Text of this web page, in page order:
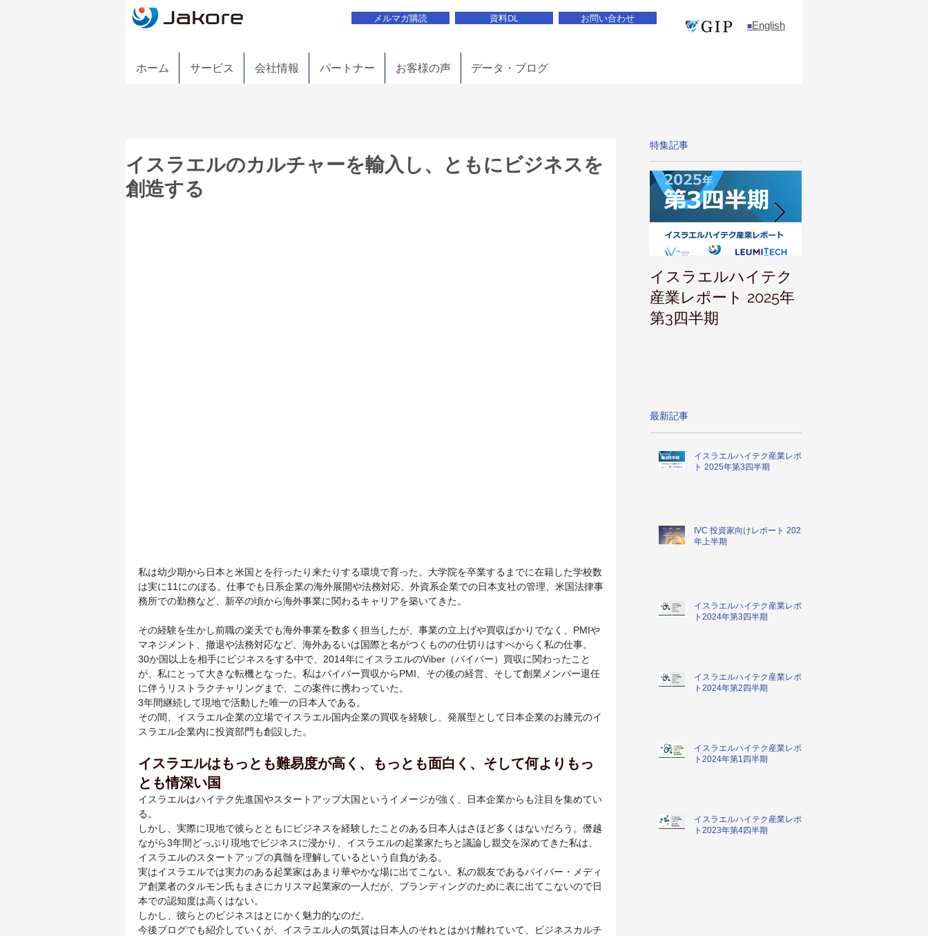
メルマガ購読 資料DL お問い合わせ
​■English
ホーム サービス 会社情報 パートナー お客様の声 データ・ブログ
イスラエルのカルチャーを輸入し、ともにビジネスを
創造する
私は幼少期から日本と米国とを行ったり来たりする環境で育った。大学院を卒業するまでに在籍した学校数
は実に11にのぼる。仕事でも日系企業の海外展開や法務対応、外資系企業での日本支社の管理、米国法律事
務所での勤務など、新卒の頃から海外事業に関わるキャリアを築いてきた。
その経験を生かし前職の楽天でも海外事業を数多く担当したが、事業の立上げや買収ばかりでなく、PMIや
マネジメント、撤退や法務対応など、海外あるいは国際と名がつくものの仕切りはすべからく私の仕事。
30か国以上を相手にビジネスをする中で、2014年にイスラエルのViber（バイバー）買収に関わったこと
が、私にとって大きな転機となった。私はバイバー買収からPMI、その後の経営、そして創業メンバー退任
に伴うリストラクチャリングまで、この案件に携わっていた。
3年間継続して現地で活動した唯一の日本人である。
その間、イスラエル企業の立場でイスラエル国内企業の買収を経験し、発展型として日本企業のお膝元のイ
スラエル企業内に投資部門も創設した。
イスラエルはもっとも難易度が高く、もっとも面白く、そして何よりもっ
とも情深い国
イスラエルはハイテク先進国やスタートアップ大国というイメージが強く、日本企業からも注目を集めてい
る。
しかし、実際に現地で彼らとともにビジネスを経験したことのある日本人はさほど多くはないだろう。僭越
ながら3年間どっぷり現地でビジネスに浸かり、イスラエルの起業家たちと議論し親交を深めてきた私は、
イスラエルのスタートアップの真髄を理解しているという自負がある。
実はイスラエルでは実力のある起業家はあまり華やかな場に出てこない。私の親友であるバイバー・メディ
ア創業者のタルモン氏もまさにカリスマ起業家の一人だが、ブランディングのために表に出てこないので日
本での認知度は高くはない。
しかし、彼らとのビジネスはとにかく魅力的なのだ。
今後ブログでも紹介していくが、イスラエル人の気質は日本人のそれとはかけ離れていて、ビジネスカルチ
特集記事
イスラエルハイテク
産業レポート 2025年
第3四半期
最新記事
イスラエルハイテク産業レポー
ト 2025年第3四半期
IVC 投資家向けレポート 2025
年上半期
イスラエルハイテク産業レポー
ト2024年第3四半期
イスラエルハイテク産業レポー
ト2024年第2四半期
イスラエルハイテク産業レポー
ト2024年第1四半期
イスラエルハイテク産業レポー
ト2023年第4四半期